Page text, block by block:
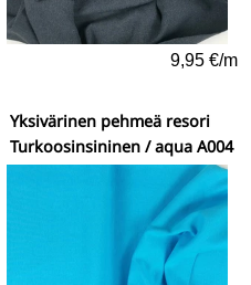
9,95 €/m
Yksivärinen pehmeä resori
Turkoosinsininen / aqua A004